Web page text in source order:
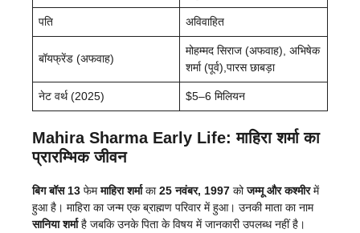
पति अविवाहित
बॉयफ्रेंड (अफवाह)
मोहम्मद सिराज (अफवाह), अभिषेक
शर्मा (पूर्व),पारस छाबड़ा
नेट वर्थ (2025) $5–6 मिलियन
Mahira Sharma Early Life: माहिरा शर्मा का
प्रारम्भिक जीवन
बिग बॉस 13 फेममाहिरा शर्माका25 नवंबर, 1997 कोजम्मू और कश्मीरमें
हुआ है। माहिरा का जन्म एक ब्राह्मण परिवार में हुआ। उनकी माता का नाम
सानिया शर्माहै जबकि उनके पिता के विषय में जानकारी उपलब्ध नहीं है।